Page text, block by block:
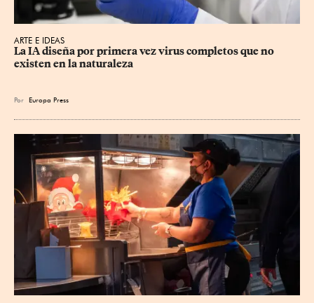
ARTE E IDEAS
La IA diseña por primera vez virus completos que no
existen en la naturaleza
Por Europa Press